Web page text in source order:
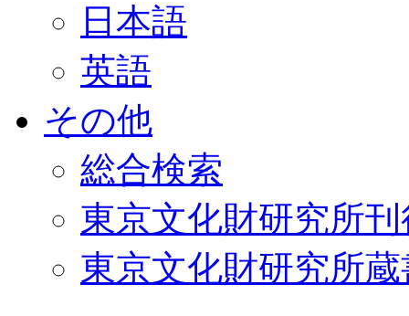
日本語
英語
その他
総合検索
東京文化財研究所
東京文化財研究所